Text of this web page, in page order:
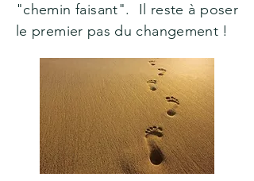
"chemin faisant". Il reste à poser
le premier pas du changement !